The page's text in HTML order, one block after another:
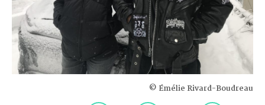
© Émélie Rivard-Boudreau